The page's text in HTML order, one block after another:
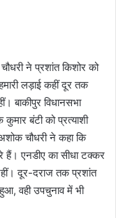
ने प्रशांत किशोर को
लड़ाई कहीं दूर तक
बाकीपुर विधानसभा
बंटी को प्रत्याशी
चौधरी ने कहा कि
हैं। एनडीए का सीधा टक्कर
दूर-दराज तक प्रशांत
वही उपचुनाव में भी